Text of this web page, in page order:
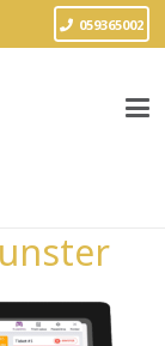
059365002